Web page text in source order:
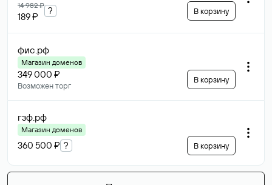
14 982 ₽
189 ₽
? В корзину
фис.рф
Магазин доменов
349 000 ₽
Возможен торг
В корзину
гзф.рф
Магазин доменов
360 500 ₽ ? В корзину